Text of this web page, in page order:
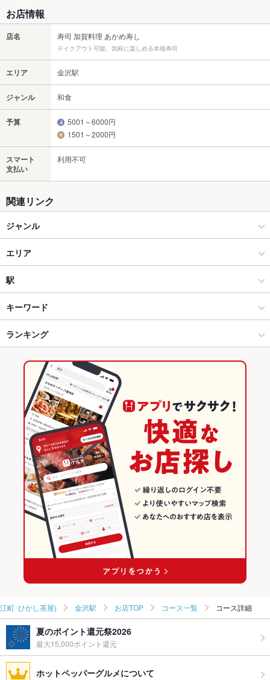
お店情報
店名 寿司 加賀料理 あかめ寿し
テイクアウト可能、気軽に楽しめる本格寿司
エリア 金沢駅
ジャンル 和食
予算
5001～6000円
1501～2000円
スマート
支払い
利用不可
関連リンク
ジャンル
和食
寿司
金沢(金沢駅･近江町･ひがし茶屋) × 和食
金沢(金沢駅･近江町･ひがし茶屋) × 寿司
金沢駅 × 和食
金沢駅 × 寿司
エリア
金沢駅
金沢駅 × 和食
金沢駅 × 寿司
石川 × 和食
石川 × 寿司
駅
金沢駅
キーワード
からあげ
ランキング
石川のグルメランキング
石川の和食ランキング
石川の寿司ランキング
金沢(金沢駅･近江町･ひがし茶屋)のグルメランキング
金沢(金沢駅･近江町･ひがし茶屋)の和食ランキング
金沢(金沢駅･近江町･ひがし茶屋)の寿司ランキング
金沢駅のグルメランキング
金沢駅の和食ランキング
金沢駅の寿司ランキング
町･ひがし茶屋) 金沢駅 お店TOP コース一覧 コース詳細
夏のポイント還元祭2026
最大15,000ポイント還元
ホットペッパーグルメについて